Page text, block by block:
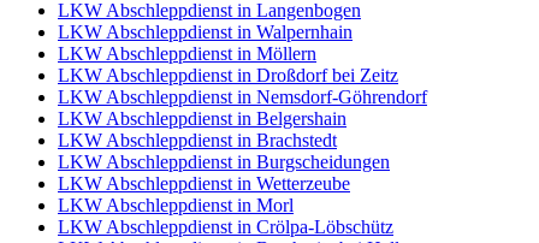
LKW Abschleppdienst in Langenbogen
LKW Abschleppdienst in Walpernhain
LKW Abschleppdienst in Möllern
LKW Abschleppdienst in Droßdorf bei Zeitz
LKW Abschleppdienst in Nemsdorf-Göhrendorf
LKW Abschleppdienst in Belgershain
LKW Abschleppdienst in Brachstedt
LKW Abschleppdienst in Burgscheidungen
LKW Abschleppdienst in Wetterzeube
LKW Abschleppdienst in Morl
LKW Abschleppdienst in Crölpa-Löbschütz